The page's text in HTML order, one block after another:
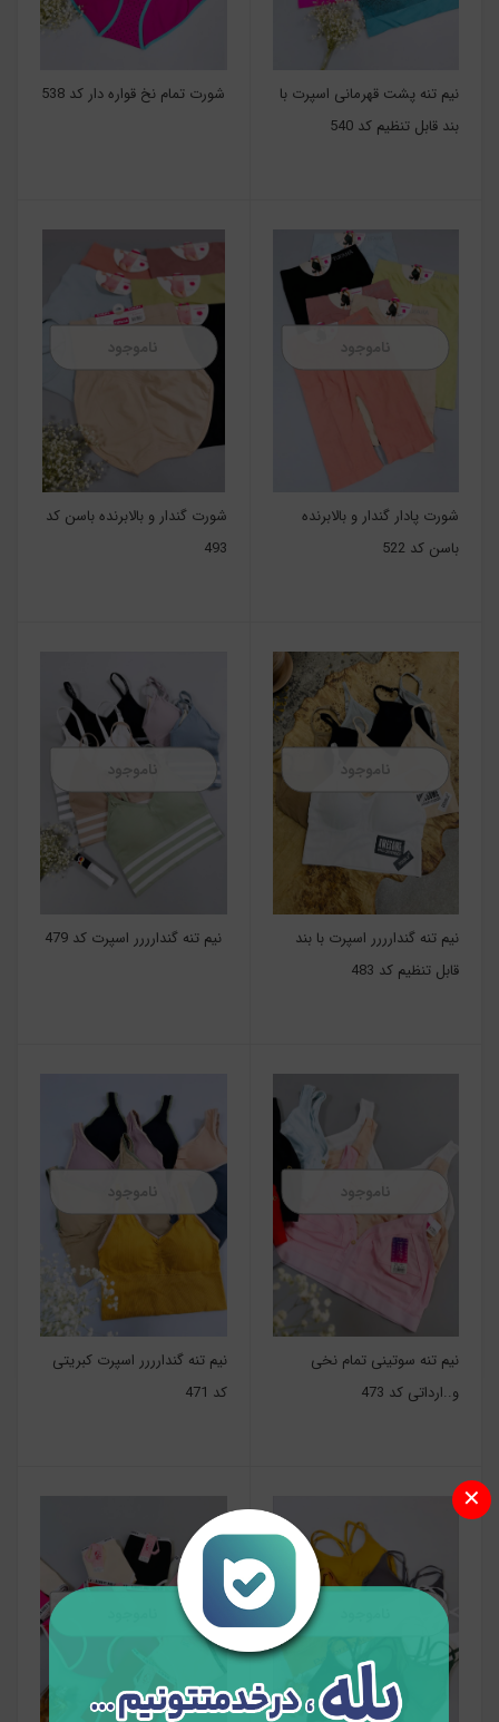
نیم تنه پشت قهرمانی اسپرت با
بند قابل تنظیم کد 540
شورت تمام نخ قواره دار کد 538
شورت پادار گندار و بالابرنده
باسن کد 522
ناموجود
شورت گندار و بالابرنده باسن کد
493
ناموجود
نیم تنه گندارررر اسپرت با بند
قابل تنظیم کد 483
ناموجود
نیم تنه گندارررر اسپرت کد 479
ناموجود
نیم تنه سوتینی تمام نخی
و..ارداتی کد 473
ناموجود
نیم تنه گندارررر اسپرت کبریتی
کد 471
ناموجود
✕